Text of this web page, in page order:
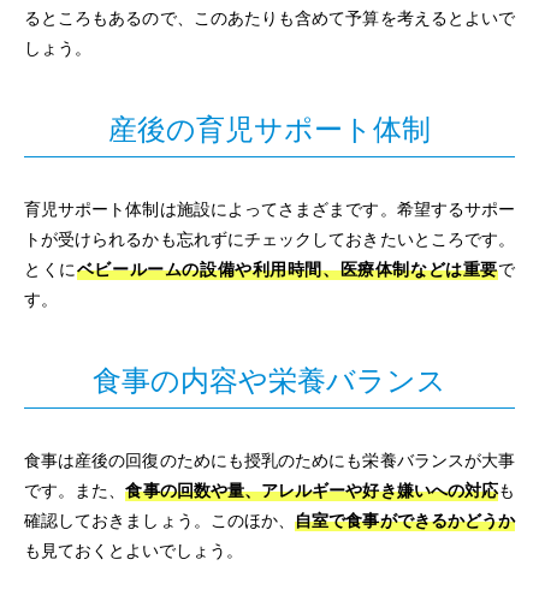
るところもあるので、このあたりも含めて予算を考えるとよいで
しょう。
産後の育児サポート体制
育児サポート体制は施設によってさまざまです。希望するサポー
トが受けられるかも忘れずにチェックしておきたいところです。
とくにベビールームの設備や利用時間、医療体制などは重要で
す。
食事の内容や栄養バランス
食事は産後の回復のためにも授乳のためにも栄養バランスが大事
です。また、食事の回数や量、アレルギーや好き嫌いへの対応も
確認しておきましょう。このほか、自室で食事ができるかどうか
も見ておくとよいでしょう。